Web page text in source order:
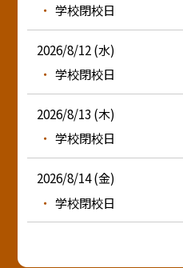
学校閉校日
2026/8/12 (水)
学校閉校日
2026/8/13 (木)
学校閉校日
2026/8/14 (金)
学校閉校日